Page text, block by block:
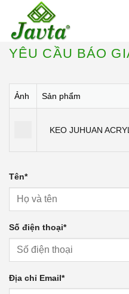
nội
dungYÊU CẦU BÁO
Ảnh Sản phẩm
KEO JUHUAN
Tên*
Số điện thoại*
Địa chỉ Email*